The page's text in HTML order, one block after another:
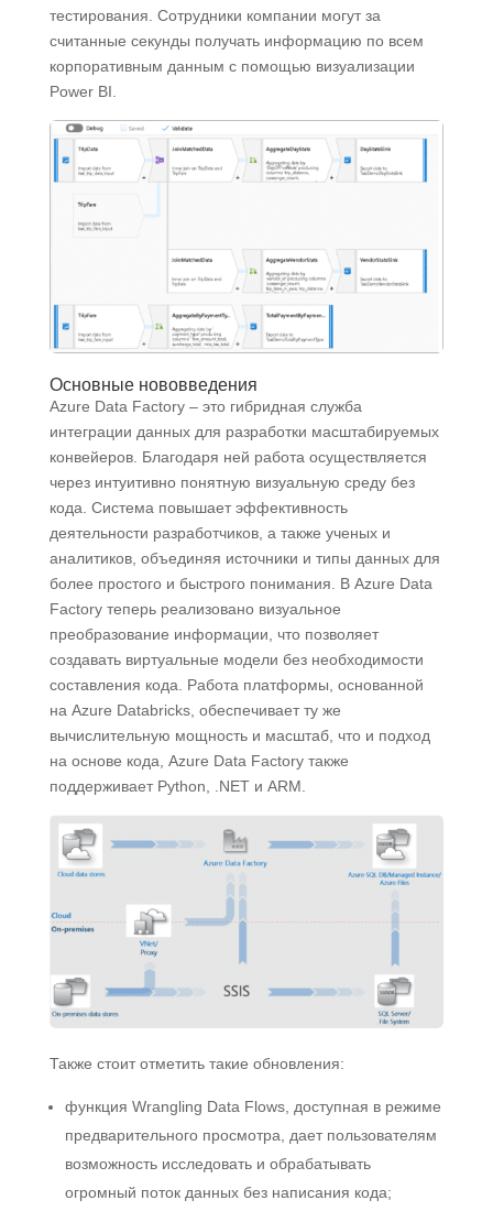
тестирования. Сотрудники компании могут за
считанные секунды получать информацию по всем
корпоративным данным с помощью визуализации
Power BI.
Основные нововведения
Azure Data Factory ‒ это гибридная служба
интеграции данных для разработки масштабируемых
конвейеров. Благодаря ней работа осуществляется
через интуитивно понятную визуальную среду без
кода. Система повышает эффективность
деятельности разработчиков, а также ученых и
аналитиков, объединяя источники и типы данных для
более простого и быстрого понимания. В Azure Data
Factory теперь реализовано визуальное
преобразование информации, что позволяет
создавать виртуальные модели без необходимости
составления кода. Работа платформы, основанной
на Azure Databricks, обеспечивает ту же
вычислительную мощность и масштаб, что и подход
на основе кода, Azure Data Factory также
поддерживает Python, .NET и ARM.
Также стоит отметить такие обновления:
функция Wrangling Data Flows, доступная в режиме
предварительного просмотра, дает пользователям
возможность исследовать и обрабатывать
огромный поток данных без написания кода;